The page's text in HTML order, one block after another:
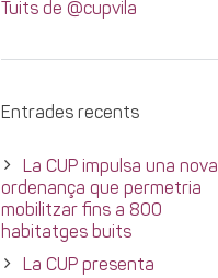
Tuits de @cupvila
Entrades recents
La CUP impulsa una nova
ordenança que permetria
mobilitzar fins a 800
habitatges buits
La CUP presenta